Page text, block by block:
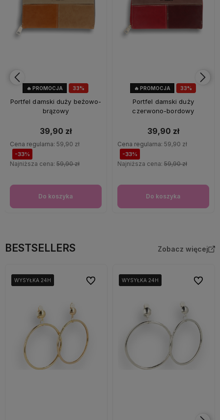
33%
OKAZJA
🔥 PROMOCJA
Portfel damski duży beżowo-
brązowy
39,90 zł
Cena regularna:59,90 zł
-33%
Najniższa cena:59,90 zł
Do koszyka
33%
🔥 PROMOCJA
Portfel damski duży
czerwono-bordowy
39,90 zł
Cena regularna: 59,90 zł
-33%
Najniższa cena: 59,90 zł
Do koszyka
BESTSELLERS Zobacz więcej
WYSYŁKA 24H
WYSYŁKA 24H
WYSYŁKA 24H Do ulubionychWYSYŁKA 24H
WYSYŁKA 24H
WYSYŁKA 24H Do